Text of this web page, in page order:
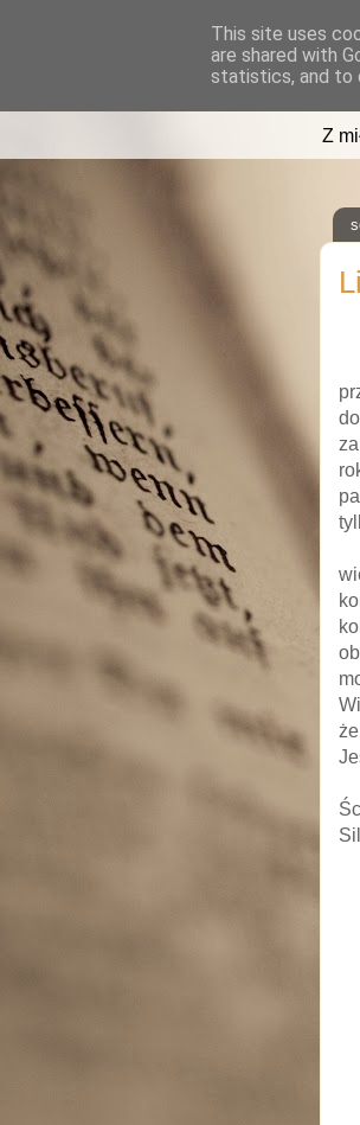
Z
że
Sil
This site uses
are shared with
statistics, and to